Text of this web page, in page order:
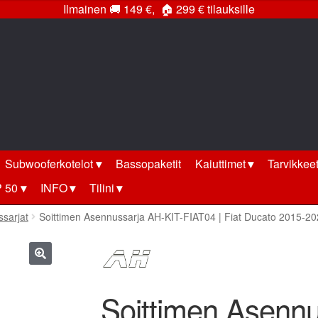
Ilmainen 🚚 149 €, 🏠 299 € tilauksille
Subwooferkotelot Bassopaketit Kaiuttimet
Tarvikkeet
50 INFO Tilini
Soittimen Asennussarja AH-KIT-FIAT04 | Fiat Ducato 2015-
Soittimen